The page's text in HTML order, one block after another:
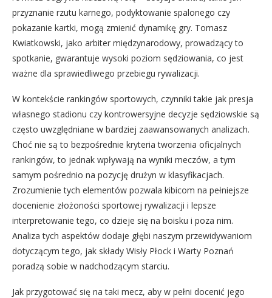
przyznanie rzutu karnego, podyktowanie spalonego czy
pokazanie kartki, mogą zmienić dynamikę gry. Tomasz
Kwiatkowski, jako arbiter międzynarodowy, prowadzący to
spotkanie, gwarantuje wysoki poziom sędziowania, co jest
ważne dla sprawiedliwego przebiegu rywalizacji.
W kontekście rankingów sportowych, czynniki takie jak presja
własnego stadionu czy kontrowersyjne decyzje sędziowskie są
często uwzględniane w bardziej zaawansowanych analizach.
Choć nie są to bezpośrednie kryteria tworzenia oficjalnych
rankingów, to jednak wpływają na wyniki meczów, a tym
samym pośrednio na pozycję drużyn w klasyfikacjach.
Zrozumienie tych elementów pozwala kibicom na pełniejsze
docenienie złożoności sportowej rywalizacji i lepsze
interpretowanie tego, co dzieje się na boisku i poza nim.
Analiza tych aspektów dodaje głębi naszym przewidywaniom
dotyczącym tego, jak składy Wisły Płock i Warty Poznań
poradzą sobie w nadchodzącym starciu.
Jak przygotować się na taki mecz, aby w pełni docenić jego